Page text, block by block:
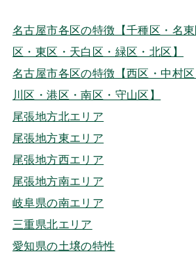
名古屋市各区の特徴【千種区・名
区・東区・天白区・緑区・北区】
名古屋市各区の特徴【西区・中村
川区・港区・南区・守山区】
尾張地方北エリア
尾張地方東エリア
尾張地方西エリア
尾張地方南エリア
岐阜県の南エリア
三重県北エリア
愛知県の土壌の特性